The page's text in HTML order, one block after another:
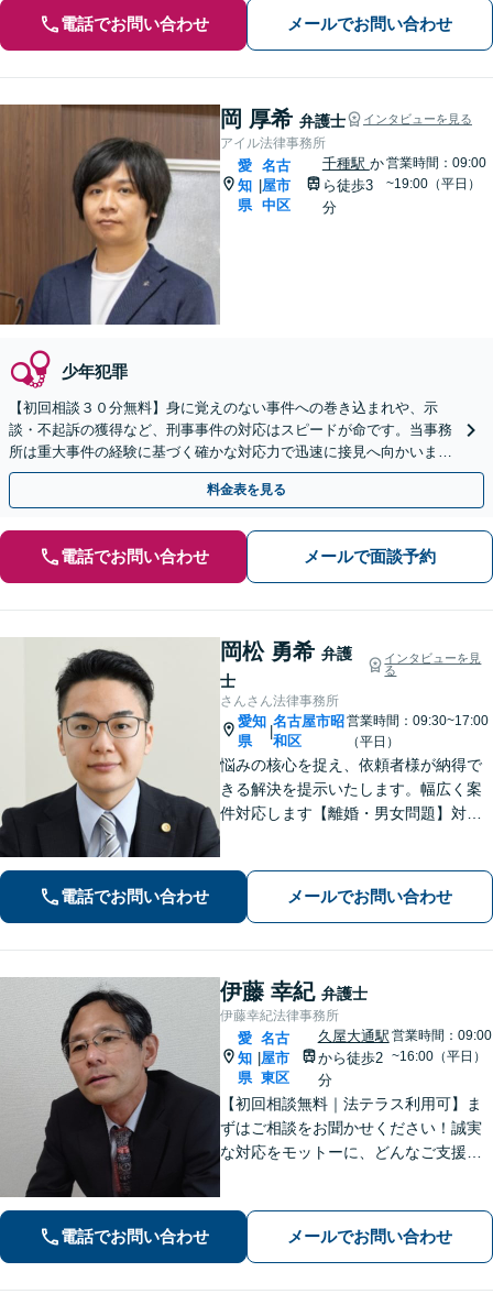
電話でお問い合わせ メールでお問い合わせ
岡 厚希 弁護士 インタビューを見る
アイル法律事務所
愛
知
県
名古
屋市
中区
千種駅 か
ら徒歩3
分
営業時間：09:00
~19:00（平日）
少年犯罪
【初回相談３０分無料】身に覚えのない事件への巻き込まれや、示
談・不起訴の獲得など、刑事事件の対応はスピードが命です。当事務
所は重大事件の経験に基づく確かな対応力で迅速に接見へ向かいま
す。ご家族からのご相談も可能。LINE予約対応です。
料金表を見る
電話でお問い合わせ メールで面談予約
岡松 勇希 弁護
士
インタビューを見
る
さんさん法律事務所
愛知
県
名古屋市昭
和区
営業時間：09:30~17:00
（平日）
悩みの核心を捉え、依頼者様が納得で
きる解決を提示いたします。幅広く案
件対応します【離婚・男女問題】対応
業展開できるよう、法律家の視点でサ
ポートします！【御器所駅／桜山駅徒
電話でお問い合わせ メールでお問い合わせ
伊藤 幸紀 弁護士
伊藤幸紀法律事務所
愛
知
県
名古
屋市
東区
久屋大通駅
から徒歩2
分
営業時間：09:00
~16:00（平日）
【初回相談無料｜法テラス利用可】ま
ずはご相談をお聞かせください！誠実
な対応をモットーに、どんなご支援が
で電話相談も対応いたしますので、お
気軽にお問合せください【久屋大通駅2
電話でお問い合わせ メールでお問い合わせ